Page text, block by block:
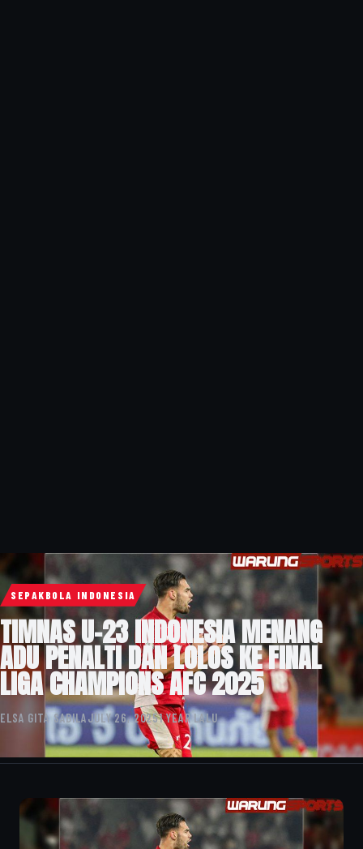
SEPAKBOLA INDONESIA
TIMNAS U-23 INDONESIA MENANG
ADU PENALTI DAN LOLOS KE FINAL
LIGA CHAMPIONS AFC 2025
ELSA GITA SABILAJULY 26, 20251 YEAR LALU